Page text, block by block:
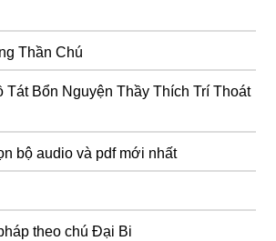
Thần Chú
Tát Bổn Nguyện Thầy Thích Trí Thoát
bộ audio và pdf mới nhất
theo chú Đại Bi